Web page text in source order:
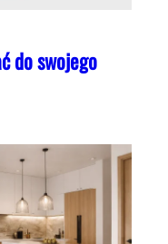
do swojego